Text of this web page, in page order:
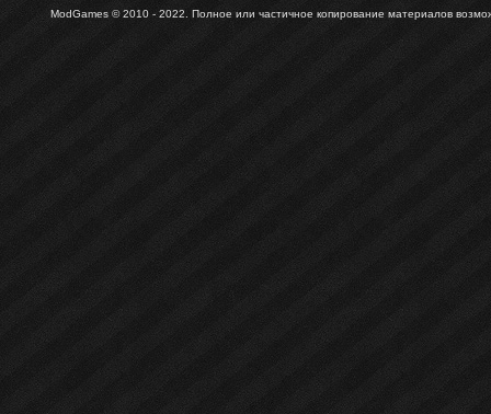
ModGames © 2010 - 2022. Полное или частичное копирование материалов